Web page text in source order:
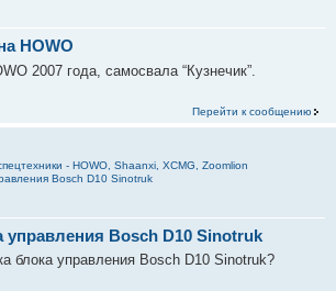
HOWO
2007 года, самосвала “Кузнечик”.
Перейти к сообщению
- HOWO, Shaanxi, XCMG, Zoomlion
Bosch D10 Sinotruk
управления Bosch D10 Sinotruk
блока управления Bosch D10 Sinotruk?